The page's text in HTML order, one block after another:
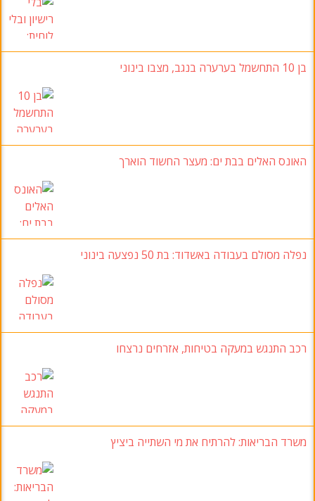
בן 10 התחשמל בערערה בנגב, מצבו בינוני
האונס האלים בבת ים: מעצר החשוד הוארך
נפלה מסולם בעבודה באשדוד: בת 50 נפצעה בינוני
רכב התנגש במעקה בטיחות, אזרחים נרצחו
משרד הבריאות: להרתיח את מי השתייה ביציץ